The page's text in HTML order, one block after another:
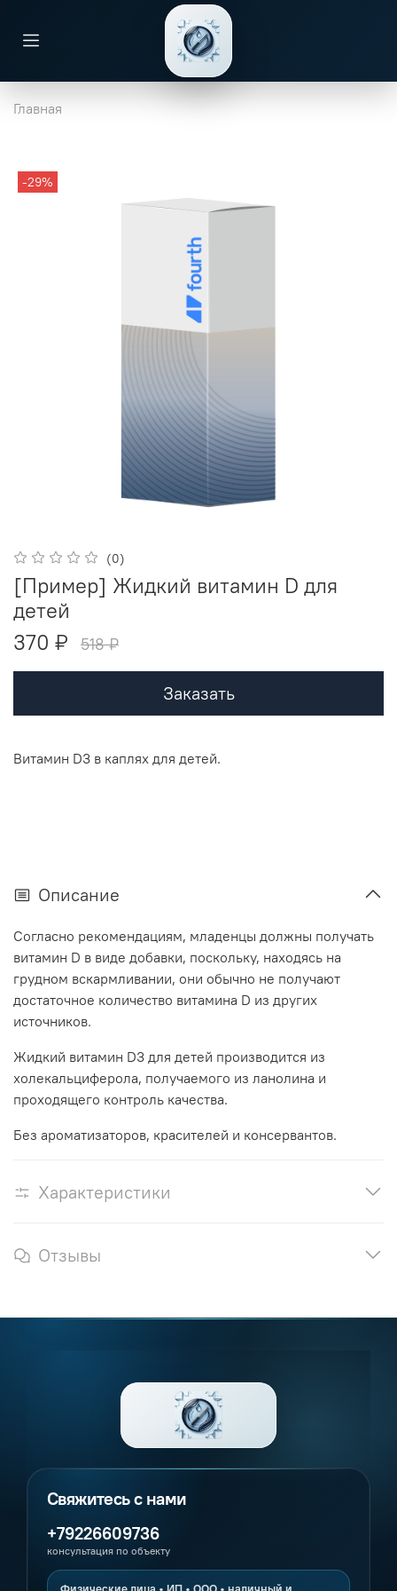
Главная
-29%
(0)
[Пример] Жидкий витамин D для
детей
370 ₽
518 ₽
Заказать
Витамин D3 в каплях для детей.
Описание
Согласно рекомендациям, младенцы должны получать
витамин D в виде добавки, поскольку, находясь на
грудном вскармливании, они обычно не получают
достаточное количество витамина D из других
источников.
Жидкий витамин D3 для детей производится из
холекальциферола, получаемого из ланолина и
проходящего контроль качества.
Без ароматизаторов, красителей и консервантов.
Характеристики
Отзывы
+79226609736
консультация по объекту